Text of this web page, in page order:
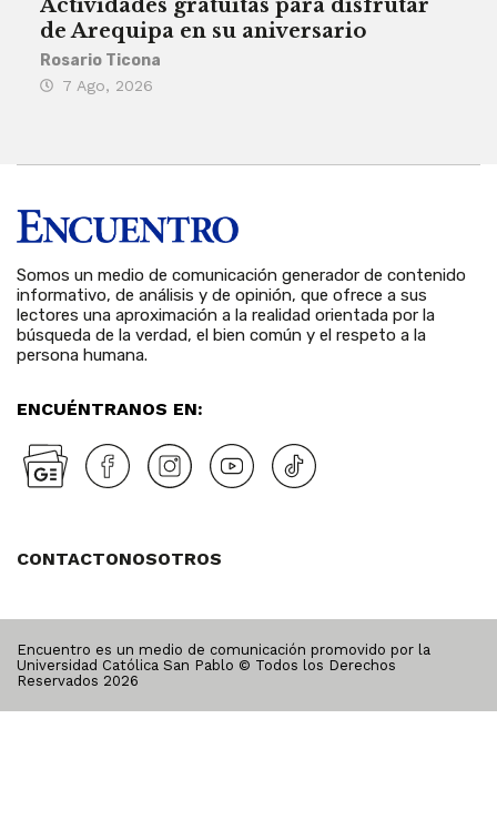
Actividades gratuitas para disfrutar
de Arequipa en su aniversario
Rosario Ticona
7 Ago, 2026
Somos un medio de comunicación generador de contenido
informativo, de análisis y de opinión, que ofrece a sus
lectores una aproximación a la realidad orientada por la
búsqueda de la verdad, el bien común y el respeto a la
persona humana.
ENCUÉNTRANOS EN:
CONTACTONOSOTROS
Encuentro es un medio de comunicación promovido por la
Universidad Católica San Pablo © Todos los Derechos
Reservados 2026